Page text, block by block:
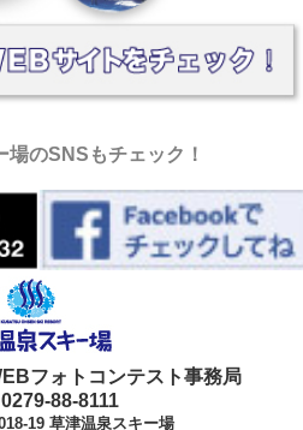
場のSNSもチェック！
フォトコンテスト事務局
88-8111
19 草津温泉スキー場